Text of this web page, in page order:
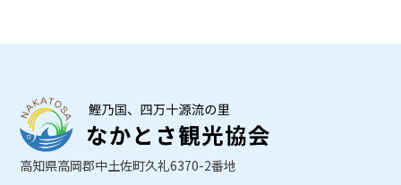
高知県高岡郡中土佐町久礼6370-2番地